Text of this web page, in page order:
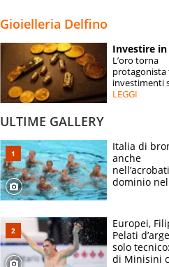
ESPERTI
CONTATTI
Gioielleria Delfino
Investire
L’oro torna
protagonista
investimenti
LEGGI
ULTIME GALLERY
Italia di
anche
dominio nel
e compagni
continuare
Europei,
Pelati
solo
di Minisini